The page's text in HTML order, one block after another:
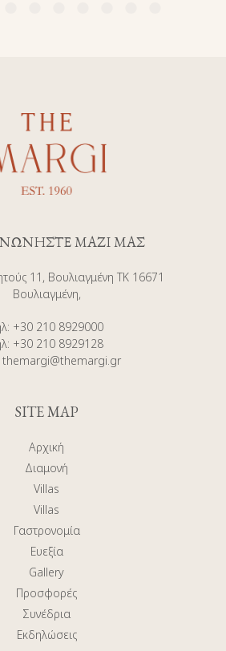
ΜΑΖΙ ΜΑΣ
11, Βουλιαγμένη ΤΚ 16671
Βουλιαγμένη,
: +30 210 8929000
: +30 210 8929128
themargi@themargi.gr
SITE MAP
Αρχική
Διαμονή
Villas
Villas
Γαστρονομία
Ευεξία
Gallery
Προσφορές
Συνέδρια
Εκδηλώσεις